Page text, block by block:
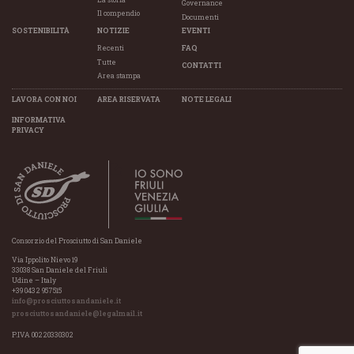
Il compendio
Governance
Documenti
SOSTENIBILITÀ
NOTIZIE
Recenti
Tutte
Area stampa
EVENTI
FAQ
CONTATTI
LAVORA CON NOI AREA RISERVATA NOTE LEGALI
INFORMATIVA
PRIVACY
Consorzio del Prosciutto di San Daniele
Via Ippolito Nievo 19
33038 San Daniele del Friuli
Udine – Italy
+39 0432 957515
info@prosciuttosandaniele.it
prosciuttosandaniele@legalmail.it
P.IVA 00220330302